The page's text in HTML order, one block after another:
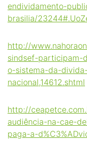
endividamento-
brasilia/
http://
sindsef-participam-
o-sistema-da-
nacional,14612.shtml
http://
audiência-na-cae-
paga-a-